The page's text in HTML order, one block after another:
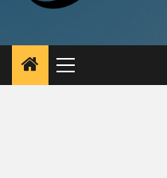
Primary
Menu